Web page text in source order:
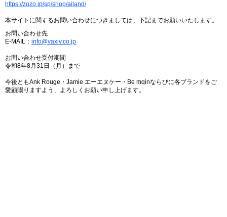
https://zozo.jp/sp/shop/ailand/
本サイトに関するお問い合わせにつきましては、下記までお願いいたします。
お問い合わせ先
E-MAIL： info@vaxiv.co.jp
お問い合わせ受付期間
令和8年8月31日（月）まで
今後ともAnk Rouge・Jamie エーエヌケー・Be mqinならびに各ブランドをご
愛顧賜りますよう、よろしくお願い申し上げます。